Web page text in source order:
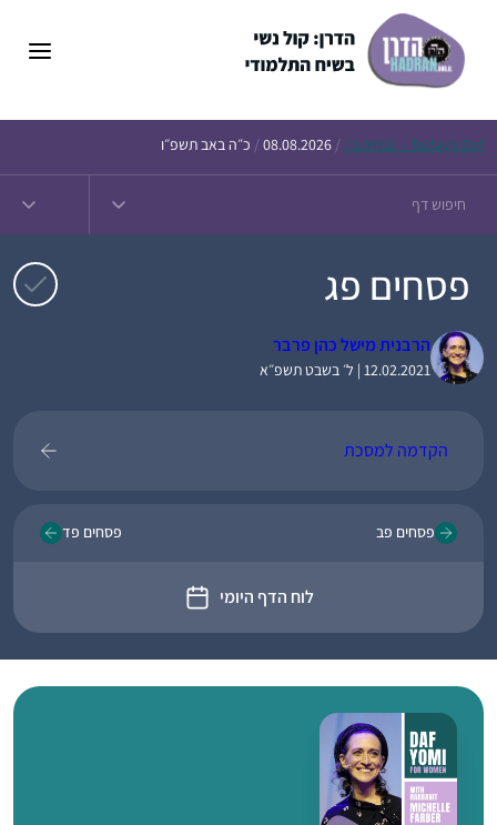
Today’s Daf – זבחים נ״ו /
08.08.2026
/ כ״ה באב תשפ״ו
פסחים פג
הרבנית מישל כהן פרבר
12.02.2021 | ל׳ בשבט תשפ״א
הקדמה למסכת
פסחים פב
לוח הדף היומי
פסחים פד